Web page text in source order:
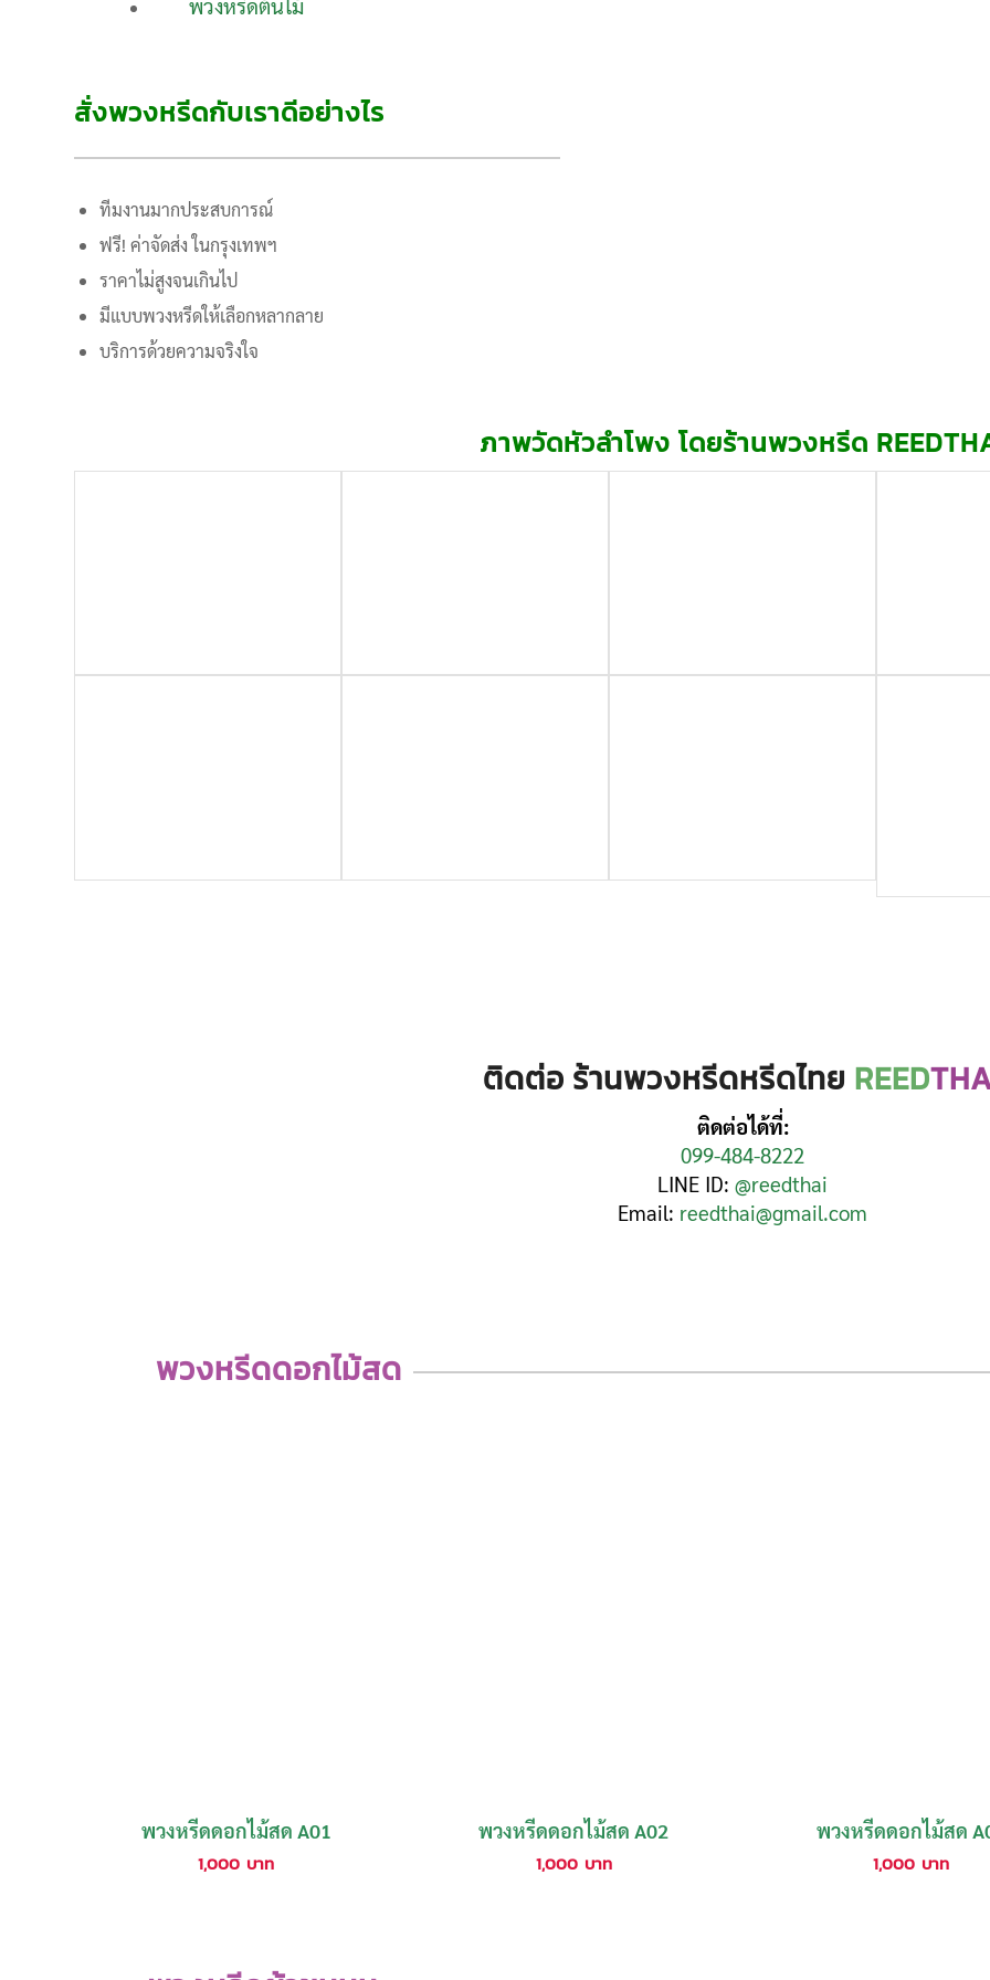
พวงหรีดต้นไม้
สั่งพวงหรีดกับเราดีอย่างไร
ทีมงานมากประสบการณ์
ฟรี! ค่าจัดส่ง ในกรุงเทพฯ
ราคาไม่สูงจนเกินไป
มีแบบพวงหรีดให้เลือกหลากลาย
บริการด้วยความจริงใจ
ภาพวัดหัวลำโพง โดยร้านพวงหรีด
ติดต่อ ร้านพวงหรีดหรีดไทย REED
ติดต่อได้ที่:
099-484-8222
LINE ID: @reedthai
Email: reedthai@gmail.com
พวงหรีดดอกไม้สด
พวงหรีดดอกไม้สด A01
1,000 บาท
พวงหรีดดอกไม้สด A02
1,000 บาท
พวงหรีดดอกไม้สด
1,000 บาท